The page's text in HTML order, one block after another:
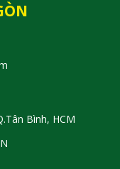
Bình, HCM